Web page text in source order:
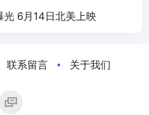
光 6月14日北美上映
联系留言 关于我们